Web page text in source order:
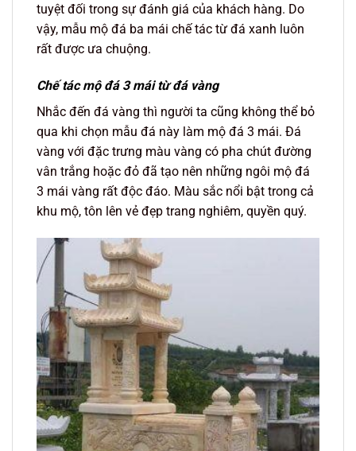
tuyệt đối trong sự đánh giá của khách hàng. Do
vậy, mẫu mộ đá ba mái chế tác từ đá xanh luôn
rất được ưa chuộng.
Chế tác mộ đá 3 mái từ đá vàng
Nhắc đến đá vàng thì người ta cũng không thể bỏ
qua khi chọn mẫu đá này làm mộ đá 3 mái. Đá
vàng với đặc trưng màu vàng có pha chút đường
vân trắng hoặc đỏ đã tạo nên những ngôi mộ đá
3 mái vàng rất độc đáo. Màu sắc nổi bật trong cả
khu mộ, tôn lên vẻ đẹp trang nghiêm, quyền quý.